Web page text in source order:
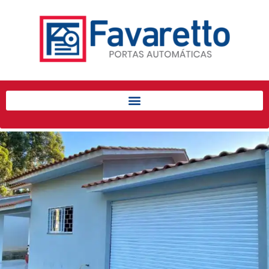
Início
Produtos
Porta de Enrolar Automática
Automatizadores
Acessórios Para Portas de
Enrolar
Pintura eletrostática
Portfólio
Contato